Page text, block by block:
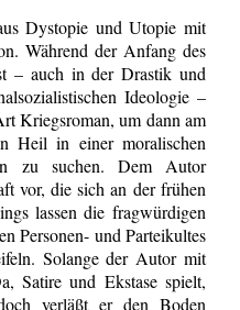
Dystopie und Utopie mit
Während der Anfang des
– auch in der Drastik und
Ideologie –
Kriegsroman, um dann am
Heil in einer moralischen
zu suchen. Dem Autor
vor, die sich an der frühen
lassen die fragwürdigen
Personen- und Parteikultes
Solange der Autor mit
Satire und Ekstase spielt,
verläßt er den Boden